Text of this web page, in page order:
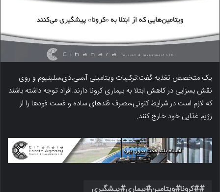
یک متخصص تغذیه گفت:ترکیبات ویتامینی آ،سی،دی،سلینیوم و روی
نقش بسزایی در کاهش ابتلا به بیماری کرونا دارند.افراد توجه داشته باشند
که لازم است در شرایط کنونی،مصرف قندهای ساده و فست فودها را از
رژیم غذایی خود خارج کنند.
#کرونا#ویتامین#بیماری#پیشگیری